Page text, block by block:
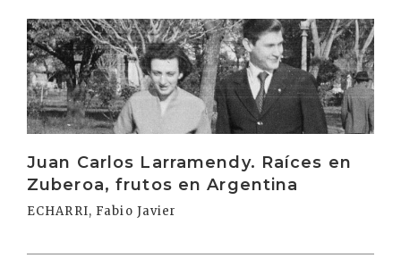
Juan Carlos Larramendy. Raíces en
Zuberoa, frutos en Argentina
ECHARRI, Fabio Javier
Irakurri